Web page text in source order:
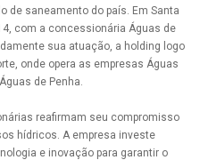
de saneamento do país. Em Santa
com a concessionária Águas de
sua atuação, a holding logo
onde opera as empresas Águas
de Penha.
reafirmam seu compromisso
hídricos. A empresa investe
e inovação para garantir o